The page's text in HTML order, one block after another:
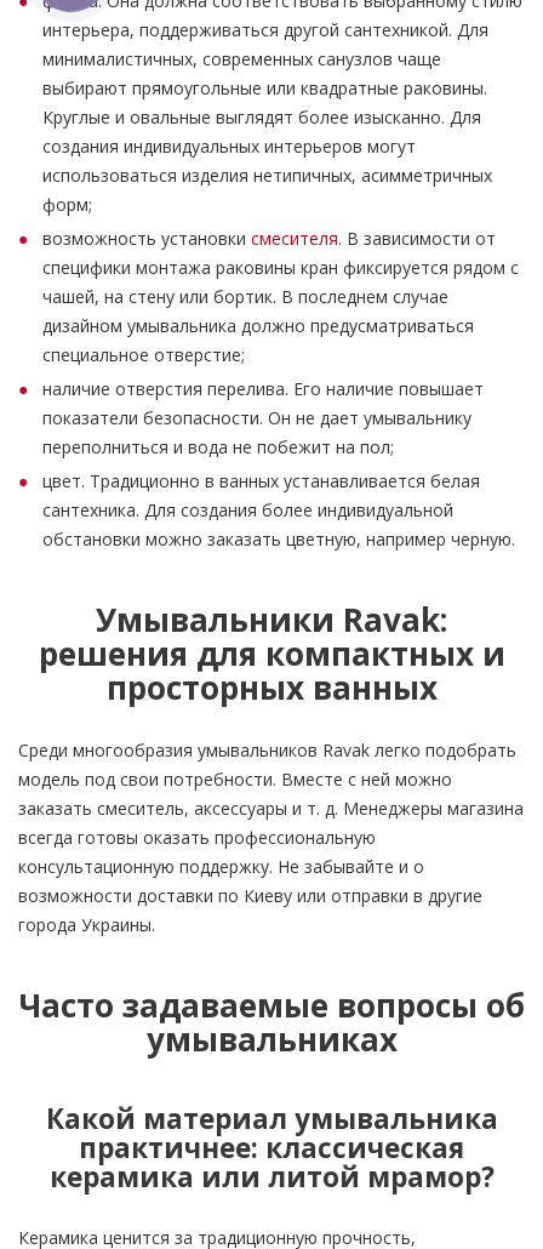
интерьера, поддерживаться другой сантехникой. Для
минималистичных, современных санузлов чаще
выбирают прямоугольные или квадратные раковины.
Круглые и овальные выглядят более изысканно. Для
создания индивидуальных интерьеров могут
использоваться изделия нетипичных, асимметричных
форм;
возможность установки смесителя. В зависимости от
специфики монтажа раковины кран фиксируется рядом с
чашей, на стену или бортик. В последнем случае
дизайном умывальника должно предусматриваться
специальное отверстие;
наличие отверстия перелива. Его наличие повышает
показатели безопасности. Он не дает умывальнику
переполниться и вода не побежит на пол;
цвет. Традиционно в ванных устанавливается белая
сантехника. Для создания более индивидуальной
обстановки можно заказать цветную, например черную.
Умывальники Ravak:
решения для компактных и
просторных ванных
Среди многообразия умывальников Ravak легко подобрать
модель под свои потребности. Вместе с ней можно
заказать смеситель, аксессуары и т. д. Менеджеры магазина
всегда готовы оказать профессиональную
консультационную поддержку. Не забывайте и о
возможности доставки по Киеву или отправки в другие
города Украины.
Часто задаваемые вопросы об
умывальниках
Какой материал умывальника
практичнее: классическая
керамика или литой мрамор?
Керамика ценится за традиционную прочность,